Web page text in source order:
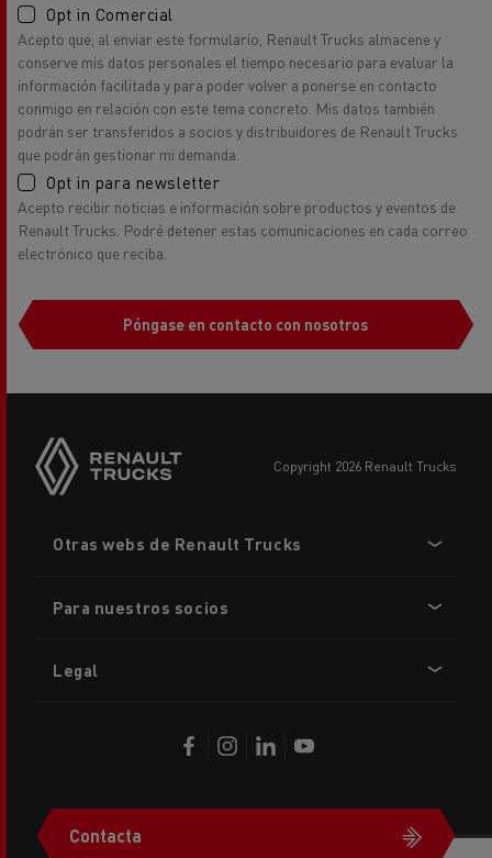
Opt in Comercial
Acepto que, al enviar este formulario, Renault Trucks almacene y
conserve mis datos personales el tiempo necesario para evaluar la
información facilitada y para poder volver a ponerse en contacto
conmigo en relación con este tema concreto. Mis datos también
podrán ser transferidos a socios y distribuidores de Renault Trucks
que podrán gestionar mi demanda.
Opt in para newsletter
Acepto recibir noticias e información sobre productos y eventos de
Renault Trucks. Podré detener estas comunicaciones en cada correo
electrónico que reciba.
Póngase en contacto con nosotros
copyright 2026 Renault Trucks
menu
Otras webs de Renault Trucks
Para nuestros socios
Legal
Contacta